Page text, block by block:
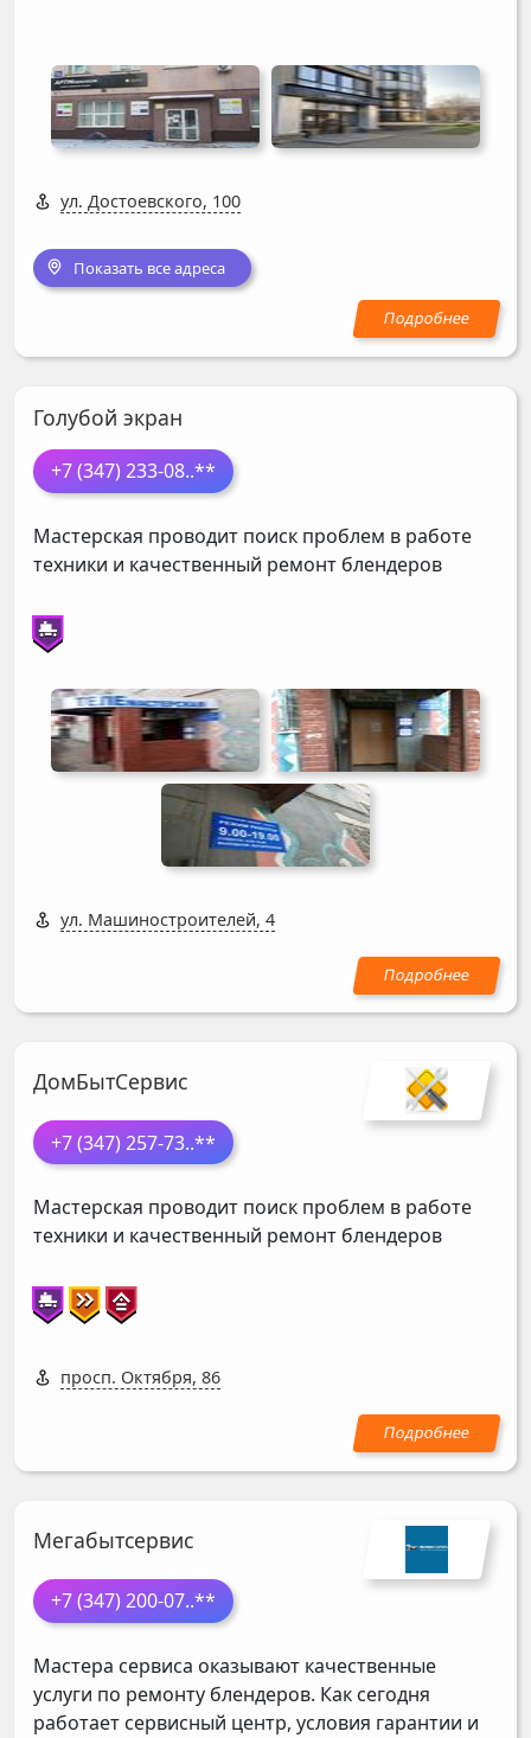
ул. Достоевского, 100
Показать все адреса
Голубой экран
+7 (347) 233-08..**
Мастерская проводит поиск проблем в работе
техники и качественный ремонт блендеров
ул. Машиностроителей, 4
ДомБытСервис
+7 (347) 257-73..**
Мастерская проводит поиск проблем в работе
техники и качественный ремонт блендеров
просп. Октября, 86
Мегабытсервис
+7 (347) 200-07..**
Мастера сервиса оказывают качественные
услуги по ремонту блендеров. Как сегодня
работает сервисный центр, условия гарантии и